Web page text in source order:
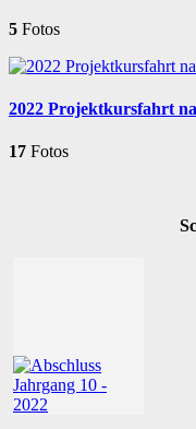
5 Fotos
2022 Projektkursfahrt
17 Fotos